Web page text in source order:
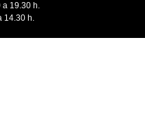
a 19.30 h.
14.30 h.